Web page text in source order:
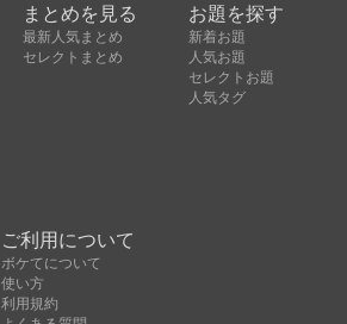
まとめを見る
最新人気まとめ
セレクトまとめ
お題を探す
新着お題
人気お題
セレクトお題
人気タグ
ご利用について
ボケてについて
使い方
利用規約